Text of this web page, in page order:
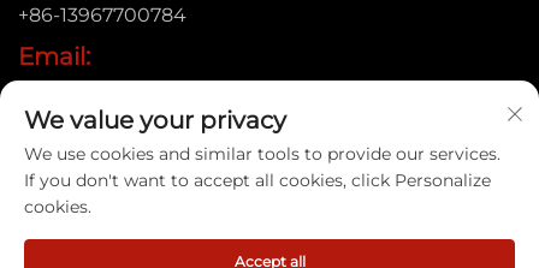
+86-13967700784
Email:
Copyright © 2025 Ruian Xinye Packaging Machine Co.,Ltd |
We value your privacy
We use cookies and similar tools to provide our services.
If you don't want to accept all cookies, click Personalize
cookies.
Accept all